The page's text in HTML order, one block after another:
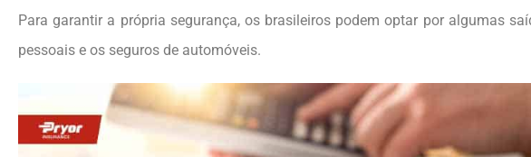
Para garantir a própria segurança, os brasileiros podem optar por algumas
pessoais e os seguros de automóveis.